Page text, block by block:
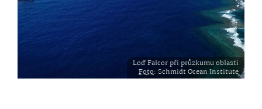
Loď Falcor při průzkumu oblasti
Foto: Schmidt Ocean Institute